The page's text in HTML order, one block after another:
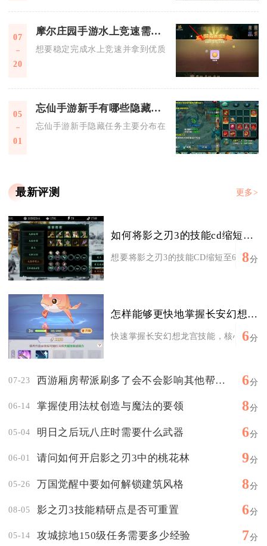
07
20
摩尔庄园手游水上竞速需要注意哪些问题
想要稳定完成水上竞速并拿到优质计时成绩，核心要把控赛
05
01
忘仙手游新手有哪些隐藏任务
忘仙手游新手隐藏任务主要分布在千年古城、青云山、王城
最新评测 更多>
如何将影之刃3的技能cd缩短至6秒以下
想要将影之刃3的技能CD缩短至6秒以下
8分
怎样能够更快地掌握长安幻想的龙宫技能
快速掌握长安幻想龙宫技能，核心是先
6分
07-23 西游厢房帮派刷多了会不会影响其他帮派成员 6分
06-14 掌握使用法杖创造与魔法的要领 8分
05-04 明日之后玩八庄时需要什么武器 6分
06-01 请问如何开启影之刃3中的桃花林 9分
05-26 万国觉醒中要如何解锁建筑风格 8分
08-05 影之刃3技能精研点是否可重置 6分
05-14 攻城掠地150级任务需要多少经验 7分